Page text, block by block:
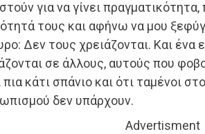
για να γίνει
τους και αφήνω να μου
Δεν τους χρειάζονται. Και ένα
σε άλλους, αυτούς που
πια κάτι σπάνιο και ότι ταμένοι
δεν υπάρχουν.
Advertisment